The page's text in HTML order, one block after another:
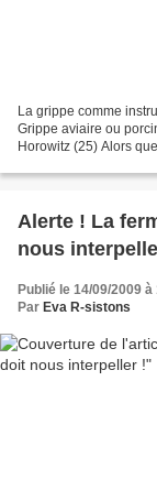
La grippe comme
Grippe aviaire ou
Horowitz (25) Alors
Alerte ! La
nous
Publié le 14/09/2009 à
Par Eva R-sistons